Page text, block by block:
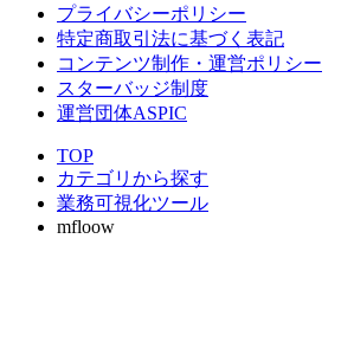
プライバシーポリシー
特定商取引法に基づく表記
コンテンツ制作・運営ポリシー
スターバッジ制度
運営団体ASPIC
TOP
カテゴリから探す
業務可視化ツール
mfloow